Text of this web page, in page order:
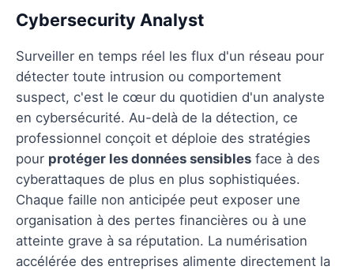
Cybersecurity Analyst
Surveiller en temps réel les flux d'un réseau pour
détecter toute intrusion ou comportement
suspect, c'est le cœur du quotidien d'un analyste
en cybersécurité. Au-delà de la détection, ce
professionnel conçoit et déploie des stratégies
pour protéger les données sensibles face à des
cyberattaques de plus en plus sophistiquées.
Chaque faille non anticipée peut exposer une
organisation à des pertes financières ou à une
atteinte grave à sa réputation. La numérisation
accélérée des entreprises alimente directement la